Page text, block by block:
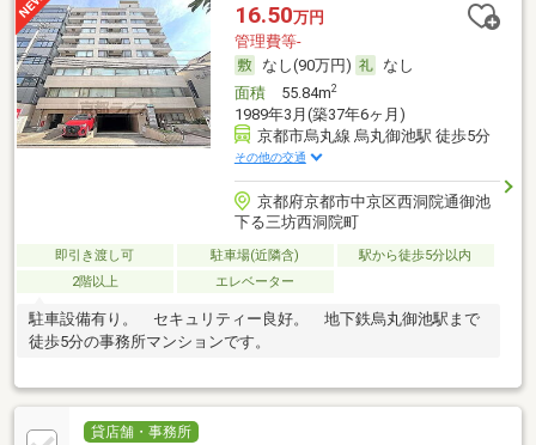
16.50万円
管理費等-
なし(90万円)
なし
面積55.84m2
1989年3月(築37年6ヶ月)
京都市烏丸線 烏丸御池駅 徒歩5分
その他の交通
京都府京都市中京区西洞院通御池
下る三坊西洞院町
即引き渡し可 駐車場(近隣含)
駅から徒歩5分以内
2階以上
エレベーター
駐車設備有り。 セキュリティー良好。 地下鉄烏丸御池駅まで
徒歩5分の事務所マンションです。
貸店舗・事務所